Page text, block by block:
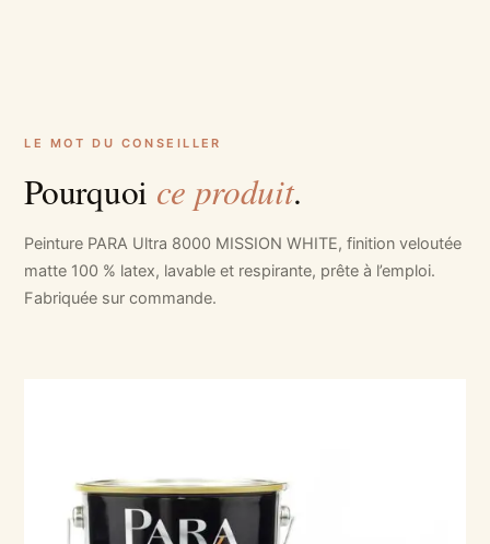
LE MOT DU CONSEILLER
Pourquoi ce produit.
Peinture PARA Ultra 8000 MISSION WHITE, finition veloutée
matte 100 % latex, lavable et respirante, prête à l’emploi.
Fabriquée sur commande.